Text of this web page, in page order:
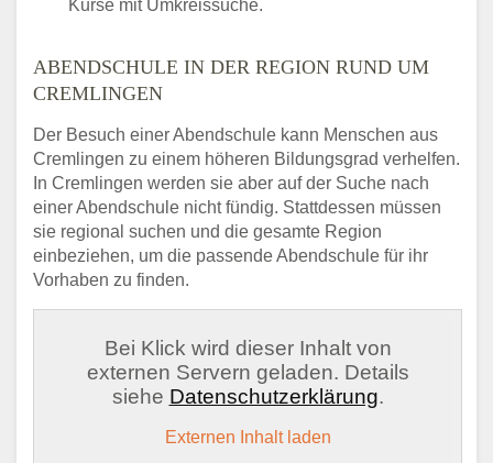
Kurse mit Umkreissuche.
ABENDSCHULE IN DER REGION RUND UM
CREMLINGEN
Der Besuch einer Abendschule kann Menschen aus
Cremlingen zu einem höheren Bildungsgrad verhelfen.
In Cremlingen werden sie aber auf der Suche nach
einer Abendschule nicht fündig. Stattdessen müssen
sie regional suchen und die gesamte Region
einbeziehen, um die passende Abendschule für ihr
Vorhaben zu finden.
Bei Klick wird dieser Inhalt von
externen Servern geladen. Details
siehe Datenschutzerklärung.
Externen Inhalt laden